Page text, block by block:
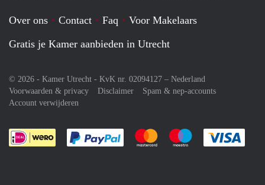
Over ons Contact Faq
Voor Makelaars
Gratis je Kamer aanbieden in Utrecht
© 2026 - Kamer Utrecht - KvK nr. 02094127 – Nederland
Voorwaarden & privacy
Disclaimer
Spam & nep-accounts
Account verwijderen
Je rekent gemakkelijk af met Paypal
Je rekent gemakkelijk af met
Je rekent